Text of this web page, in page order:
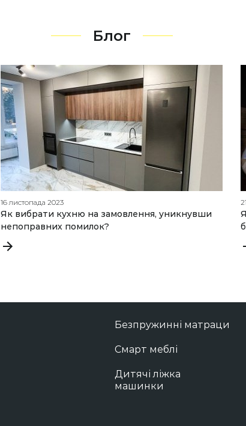
Блог
16 листопада 2023
Як вибрати кухню на замовлення, уникнувши
непоправних помилок?
Безпружинні матраци
Смарт меблі
Дитячі ліжка
машинки